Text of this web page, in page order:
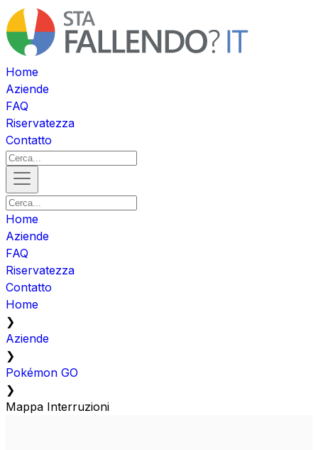
Home
Aziende
FAQ
Riservatezza
Contatto
Home
Aziende
FAQ
Riservatezza
Contatto
Home
❯
Aziende
❯
Pokémon GO
❯
Mappa Interruzioni